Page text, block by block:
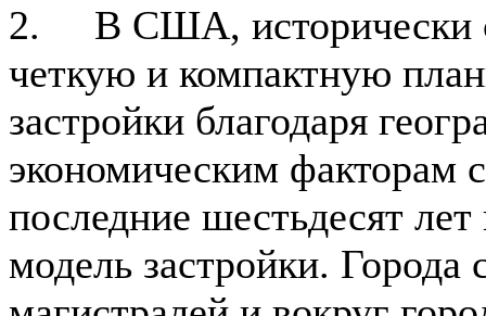
2. В США, исторически
четкую и компактную
застройки благодаря
экономическим факторам
последние шестьдесят
модель застройки. Города